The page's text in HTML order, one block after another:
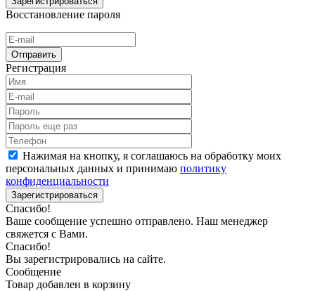
Восстановление пароля
Отправить
Регистрация
Нажимая на кнопку, я соглашаюсь на обработку моих
персональных данных и принимаю политику
конфиденциальности
Зарегистрироваться
Спасибо!
Ваше сообщение успешно отправлено. Наш менеджер
свяжется с Вами.
Спасибо!
Вы зарегистрировались на сайте.
Сообщение
Товар добавлен в корзину